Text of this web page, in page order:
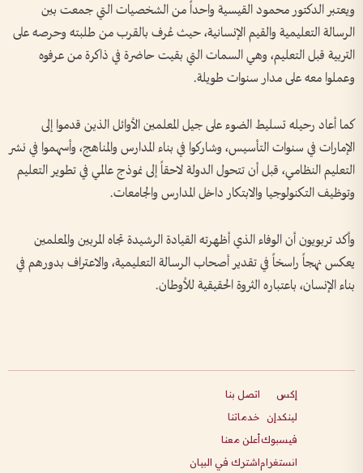
ويعتبر الدكتور محمود القيسية واحداً من الشخصيات التي جمعت بين
الرسالة التعليمية والقيم الإنسانية، حيث عُرف بالقرب من طلبته وحرصه على
التربية قبل التعليم، وهي السمات التي بقيت حاضرة في ذاكرة من عرفوه
وعملوا معه على مدار سنوات طويلة.
كما أعاد رحيله تسليط الضوء على جيل المعلمين الأوائل الذين قدموا إلى
الإمارات في سنوات التأسيس، وشاركوا في بناء المدارس والمناهج، وأسهموا في نشر
التعليم النظامي، قبل أن تتحول الدولة لاحقاً إلى نموذج عالمي في تطوير التعليم
وتوظيف التكنولوجيا والابتكار داخل المدارس والجامعات.
وأكد تربويون أن الوفاء الذي أظهرته القيادة الرشيدة تجاه المربين والمعلمين
يعكس نهجاً راسخاً في تقدير أصحاب الرسالة التعليمية، والاعتراف بدورهم في
بناء الإنسان، باعتباره الثروة الحقيقية للأوطان.
إكس
لينكدإن
فيسبوك
انستغرام
اتصل بنا
خدماتنا
أعلن معنا
اشترك في البيان